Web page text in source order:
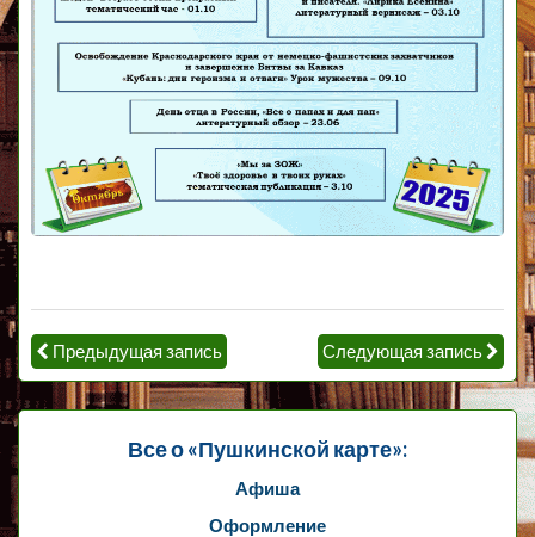
Предыдущая запись Следующая запись
Все о «Пушкинской карте»:
Афиша
Оформление